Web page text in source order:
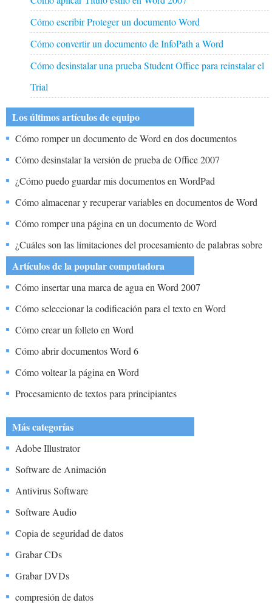
Cómo escribir Proteger un documento Word
Cómo convertir un documento de InfoPath a Word
Cómo desinstalar una prueba Student Office para reinstalar el
Trial
Los últimos artículos de equipo
Cómo romper un documento de Word en dos documentos
Cómo desinstalar la versión de prueba de Office 2007
¿Cómo puedo guardar mis documentos en WordPad
Cómo almacenar y recuperar variables en documentos de Word
Cómo romper una página en un documento de Word
¿Cuáles son las limitaciones del procesamiento de palabras sobre
DTP?
Artículos de la popular computadora
Cómo insertar una marca de agua en Word 2007
Cómo seleccionar la codificación para el texto en Word
Cómo crear un folleto en Word
Cómo abrir documentos Word 6
Cómo voltear la página en Word
Procesamiento de textos para principiantes
Más categorías
Adobe Illustrator
Software de Animación
Antivirus Software
Software Audio
Copia de seguridad de datos
Grabar CDs
Grabar DVDs
compresión de datos